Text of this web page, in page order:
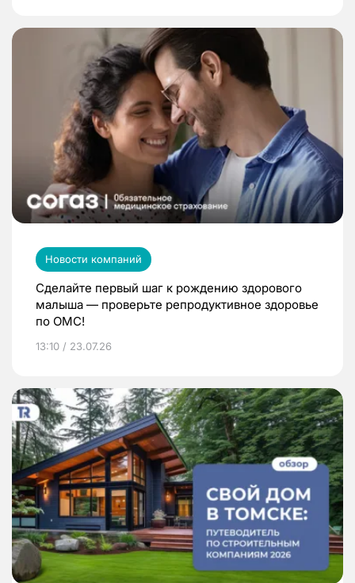
Новости компаний
Сделайте первый шаг к рождению здорового
малыша — проверьте репродуктивное здоровье
по ОМС!
13:10 / 23.07.26